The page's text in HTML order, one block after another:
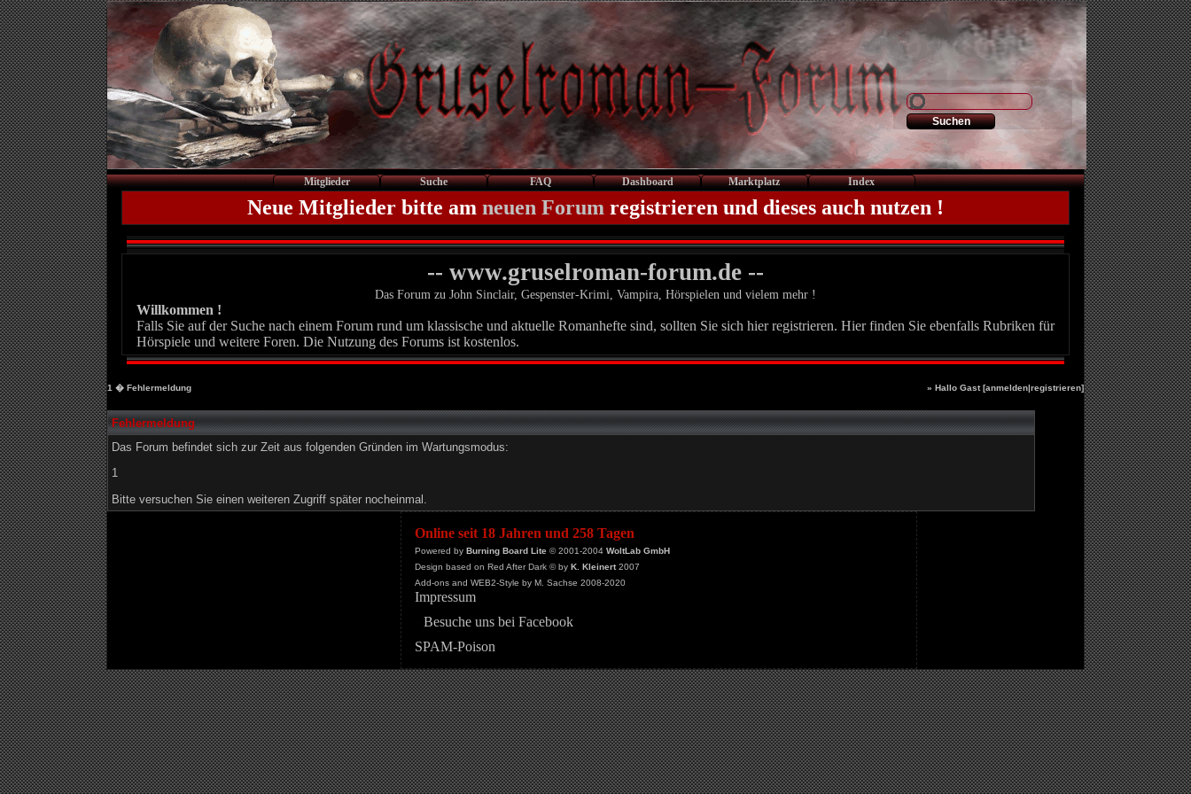
Mitglieder Suche FAQ Dashboard Marktplatz Index
Neue Mitglieder bitte am neuen Forum registrieren und dieses auch nutzen !
-- www.gruselroman-forum.de --
Das Forum zu John Sinclair, Gespenster-Krimi, Vampira, Hörspielen und vielem mehr !
Willkommen !
Falls Sie auf der Suche nach einem Forum rund um klassische und aktuelle Romanhefte sind, sollten Sie sich hier registrieren. Hier finden Sie ebenfalls Rubriken für
Hörspiele und weitere Foren. Die Nutzung des Forums ist kostenlos.
1 � Fehlermeldung » Hallo Gast [anmelden|registrieren]
Fehlermeldung
Das Forum befindet sich zur Zeit aus folgenden Gründen im Wartungsmodus:
1
Bitte versuchen Sie einen weiteren Zugriff später nocheinmal.
Online seit 18 Jahren und 258 Tagen
Powered by Burning Board Lite© 2001-2004 WoltLab GmbH
Design based on Red After Dark © by K. Kleinert2007
Add-ons and WEB2-Style by M. Sachse 2008-2020
Impressum
Besuche uns bei Facebook
SPAM-Poison